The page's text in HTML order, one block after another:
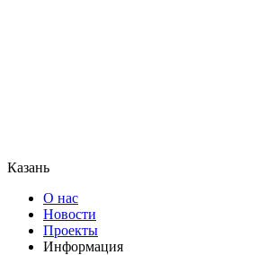
Казань
О нас
Новости
Проекты
Информация